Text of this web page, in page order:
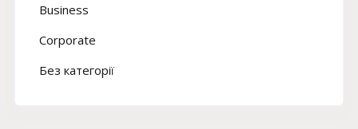
Business
Corporate
Без категорії